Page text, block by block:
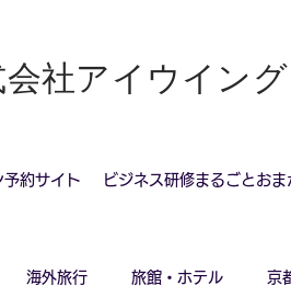
社アイウイン
予約サイト ビジネス研修まるごとおま
海外旅行 旅館・ホテル 京